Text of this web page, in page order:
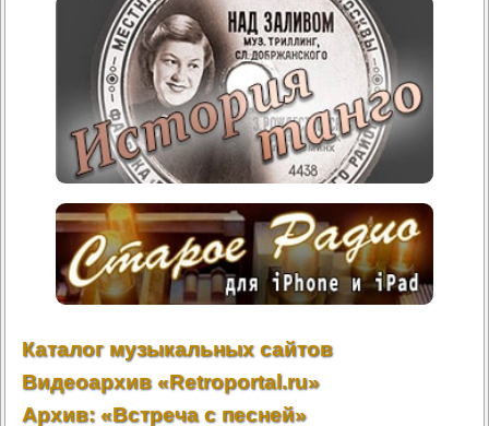
Каталог музыкальных сайтов
Видеоархив «Retroportal.ru»
Архив: «Встреча с песней»